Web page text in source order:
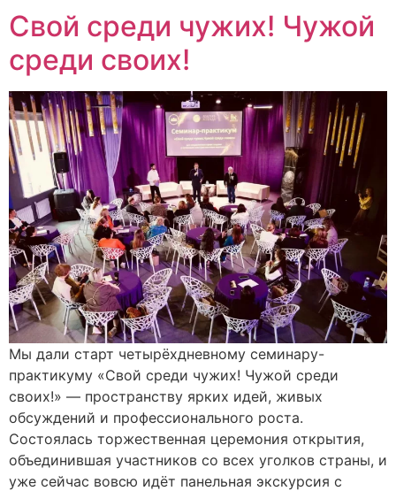
Свой среди чужих! Чужой
среди своих!
Мы дали старт четырёхдневному семинару-
практикуму «Свой среди чужих! Чужой среди
своих!» — пространству ярких идей, живых
обсуждений и профессионального роста.
Состоялась торжественная церемония открытия,
объединившая участников со всех уголков страны, и
уже сейчас вовсю идёт панельная экскурсия с